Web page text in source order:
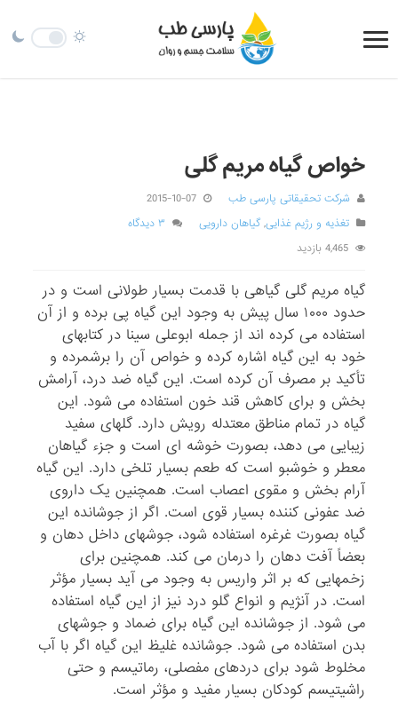
خواص گیاه مریم گلی
شرکت تحقیقاتی پارسی طب
2015-10-07
تغذیه و رژیم غذایی,گیاهان دارویی
۳ دیدگاه
4,465 بازدید
گیاه مریم گلی گیاهی با قدمت بسیار طولانی است و در
حدود ۱٠٠٠ سال پیش به وجود این گیاه پی برده و از آن
استفاده می کرده اند از جمله ابوعلی سینا در کتابهای
خود به این گیاه اشاره کرده و خواص آن را برشمرده و
تأکید بر مصرف آن کرده است. این گیاه ضد درد، آرامش
بخش و برای کاهش قند خون استفاده می شود. این
گیاه در تمام مناطق معتدله رویش دارد. گلهای سفید
زیبایی می دهد، بصورت خوشه ای است و جزء گیاهان
معطر و خوشبو است که طعم بسیار تلخی دارد. این گیاه
آرام بخش و مقوی اعصاب است. همچنین یک داروی
ضد عفونی کننده بسیار قوی است. اگر از جوشانده این
گیاه بصورت غرغره استفاده شود، جوشهای داخل دهان و
بعضاً آفت دهان را درمان می کند. همچنین برای
زخمهایی که بر اثر واریس به وجود می آید بسیار مؤثر
است. در آنژیم و انواع گلو درد نیز از این گیاه استفاده
می شود. از جوشانده این گیاه برای ضماد و جوشهای
بدن استفاده می شود. جوشانده غلیظ این گیاه اگر با آب
مخلوط شود برای دردهای مفصلی، رماتیسم و حتی
راشیتیسم کودکان بسیار مفید و مؤثر است.